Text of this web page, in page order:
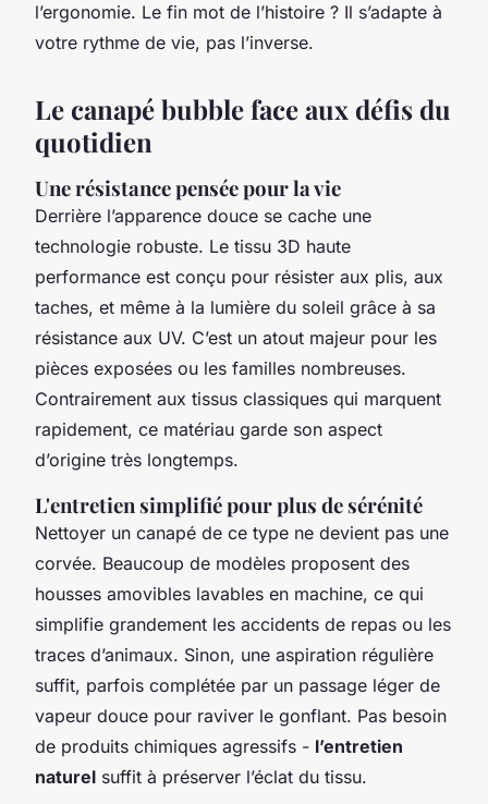
l’ergonomie. Le fin mot de l’histoire ? Il s’adapte à
votre rythme de vie, pas l’inverse.
Le canapé bubble face aux défis du
quotidien
Une résistance pensée pour la vie
Derrière l’apparence douce se cache une
technologie robuste. Le tissu 3D haute
performance est conçu pour résister aux plis, aux
taches, et même à la lumière du soleil grâce à sa
résistance aux UV. C’est un atout majeur pour les
pièces exposées ou les familles nombreuses.
Contrairement aux tissus classiques qui marquent
rapidement, ce matériau garde son aspect
d’origine très longtemps.
L'entretien simplifié pour plus de sérénité
Nettoyer un canapé de ce type ne devient pas une
corvée. Beaucoup de modèles proposent des
housses amovibles lavables en machine, ce qui
simplifie grandement les accidents de repas ou les
traces d’animaux. Sinon, une aspiration régulière
suffit, parfois complétée par un passage léger de
vapeur douce pour raviver le gonflant. Pas besoin
de produits chimiques agressifs - l’entretien
naturel suffit à préserver l’éclat du tissu.